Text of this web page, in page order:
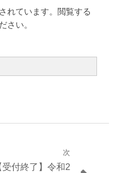
れています。閲覧する
さい。
次
受付終了】令和2